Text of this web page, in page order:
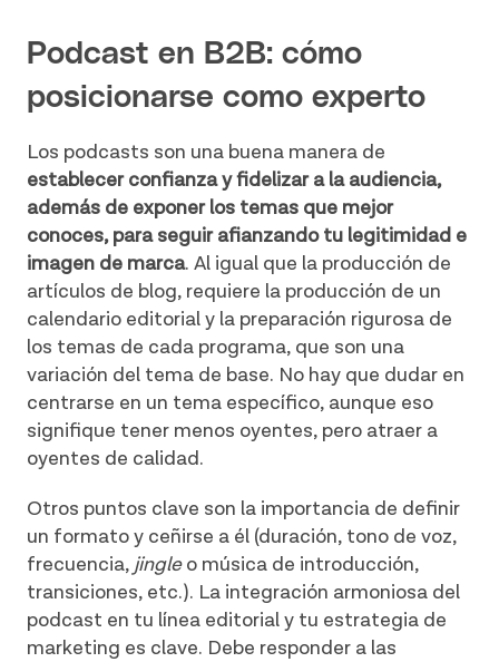
Podcast en B2B: cómo
posicionarse como experto
Los podcasts son una buena manera de
establecer confianza y fidelizar a la audiencia,
además de exponer los temas que mejor
conoces, para seguir afianzando tu legitimidad e
imagen de marca. Al igual que la producción de
artículos de blog, requiere la producción de un
calendario editorial y la preparación rigurosa de
los temas de cada programa, que son una
variación del tema de base. No hay que dudar en
centrarse en un tema específico, aunque eso
signifique tener menos oyentes, pero atraer a
oyentes de calidad.
Otros puntos clave son la importancia de definir
un formato y ceñirse a él (duración, tono de voz,
frecuencia, jingleo música de introducción,
transiciones, etc.). La integración armoniosa del
podcast en tu línea editorial y tu estrategia de
marketing es clave. Debe responder a las